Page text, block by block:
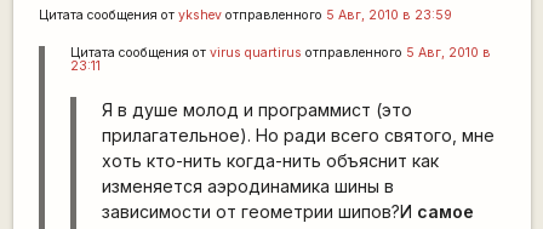
Цитата сообщения от ykshevотправленного 5 Авг, 2010 в 23:59
Цитата сообщения от virus quartirus отправленного 5 Авг, 2010 в
23:11
Я в душе молод и программист (это
прилагательное). Но ради всего святого, мне
хоть кто-нить когда-нить объяснит как
изменяется аэродинамика шины в
зависимости от геометрии шипов?И самое